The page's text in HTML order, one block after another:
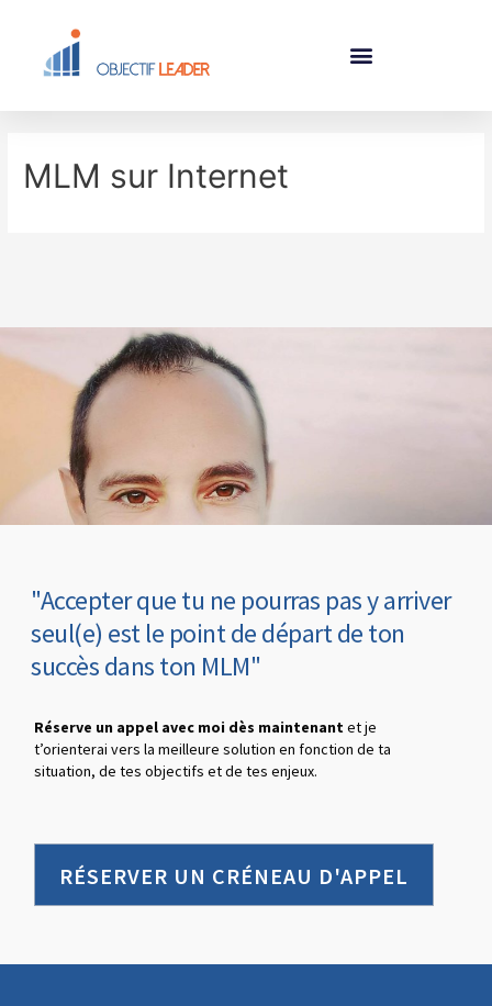
MLM sur Internet
"Accepter que tu ne pourras pas y arriver
seul(e) est le point de départ de ton
succès dans ton MLM"
Réserve un appel avec moi dès maintenantet je
t’orienterai vers la meilleure solution en fonction de ta
situation, de tes objectifs et de tes enjeux.
RÉSERVER UN CRÉNEAU D'APPEL